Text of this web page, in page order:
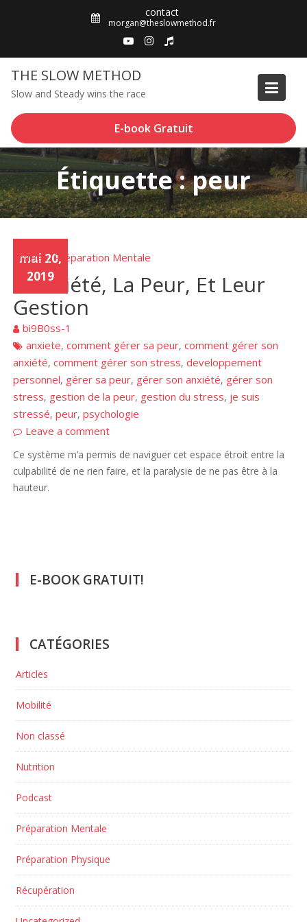
contact
morgan@theslowmethod.fr
THE SLOW METHOD
Slow and Steady wins the race
E-book Gratuit
Étiquette : peur
mai 20,
2019
Articles,Préparation Mentale
L’Anxiété, La Peur, Et Leur
Gestion
bi9B0ss-1
anxiete,comment gérer sa peur,comment gérer son
anxiété,comment gérer son stress,developpement
personnel, gérer sa peur, gérer son anxiété, gérer son
stress, gestion de la peur, gestion du stress, je suis
stressé,peur,psychologie
Leave a comment
Ce système m’a permis de naviguer cet espace étroit entre la
culpabilité de ne rien faire, et la paralysie de ne pas être à la
hauteur.
E-BOOK GRATUIT!
CATÉGORIES
Articles
Mobilité
Non classé
Nutrition
Podcast
Préparation Mentale
Préparation Physique
Récupération